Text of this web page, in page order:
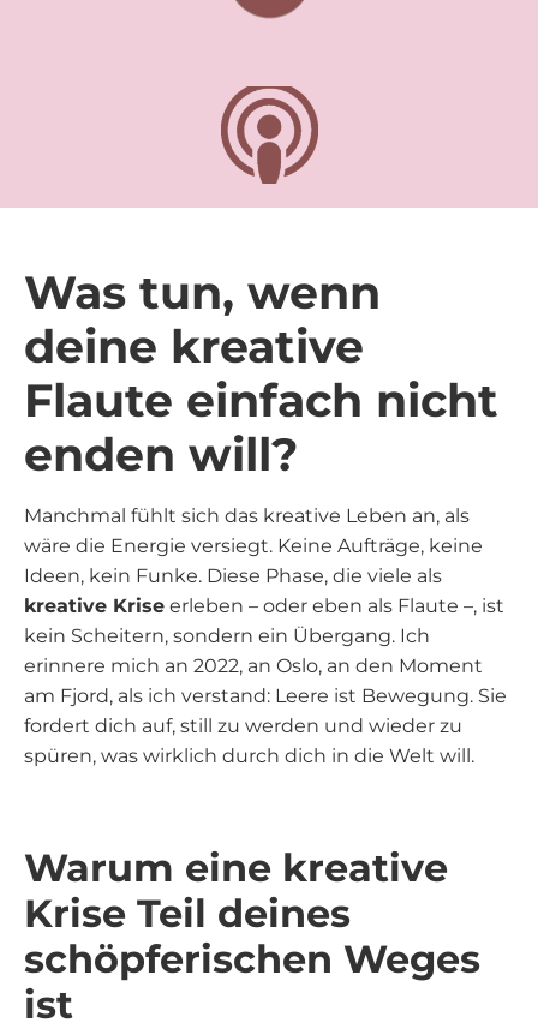
Was tun, wenn
deine kreative
Flaute einfach nicht
enden will?
Manchmal fühlt sich das kreative Leben an, als
wäre die Energie versiegt. Keine Aufträge, keine
Ideen, kein Funke. Diese Phase, die viele als
kreative Krise erleben – oder eben als Flaute –, ist
kein Scheitern, sondern ein Übergang. Ich
erinnere mich an 2022, an Oslo, an den Moment
am Fjord, als ich verstand: Leere ist Bewegung. Sie
fordert dich auf, still zu werden und wieder zu
spüren, was wirklich durch dich in die Welt will.
Warum eine kreative
Krise Teil deines
schöpferischen Weges
ist